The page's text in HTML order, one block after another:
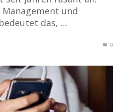
und
das, …
0